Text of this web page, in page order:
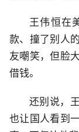
王伟恒在
款、撞了别人
友嘲笑，但脸
借钱。
还别说，
也让国人看到